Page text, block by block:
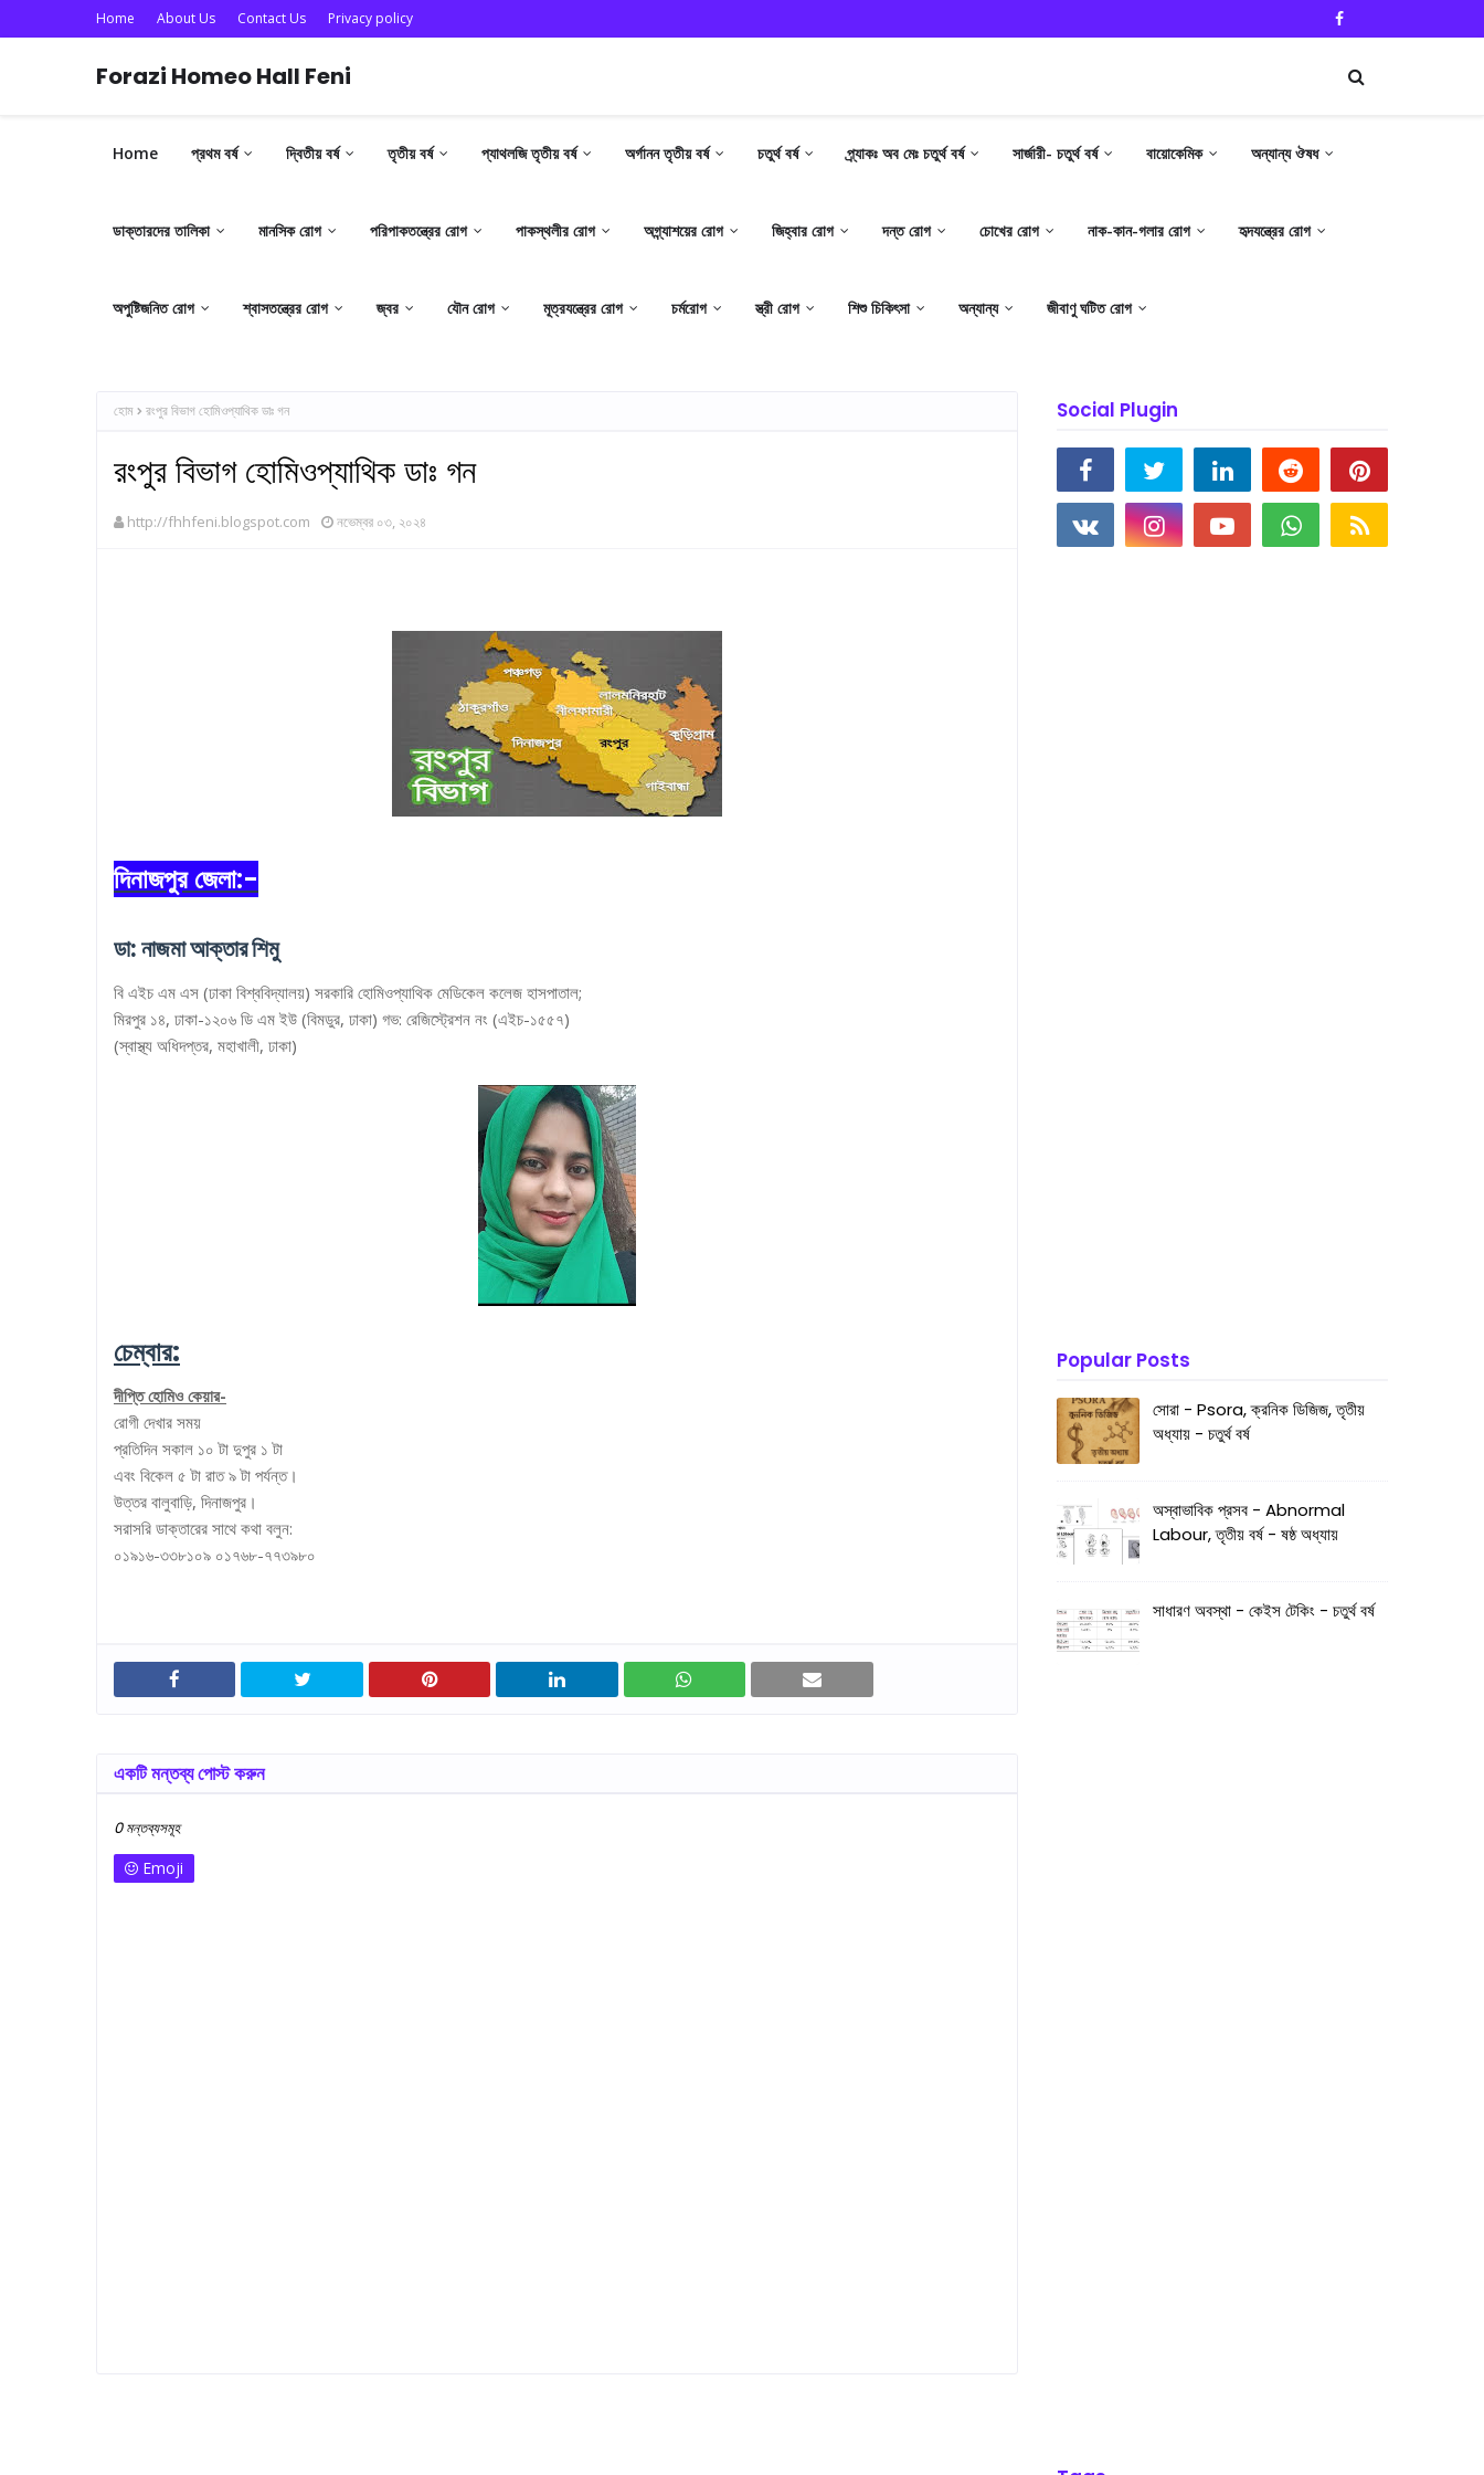
Home About Us Contact Us Privacy policy
Forazi Homeo Hall Feni
Home প্রথম বর্ষ দ্বিতীয় বর্ষ তৃতীয় বর্ষ প্যাথলজি তৃতীয় বর্ষ অর্গানন তৃতীয় বর্ষ চতুর্থ বর্ষ প্র্যাকঃ অব মেঃ চতুর্থ বর্ষ সার্জারী- চতুর্থ বর্ষ বায়োকেমিক অন্যান্য ঔষধ
ডাক্তারদের তালিকা মানসিক রোগ পরিপাকতন্ত্রের রোগ পাকস্থলীর রোগ অগ্ন্যাশয়ের রোগ জিহ্বার রোগ দন্ত রোগ চোখের রোগ নাক-কান-গলার রোগ হৃদযন্ত্রের রোগ
অপুষ্টিজনিত রোগ শ্বাসতন্ত্রের রোগ জ্বর যৌন রোগ মূত্রযন্ত্রের রোগ চর্মরোগ স্ত্রী রোগ শিশু চিকিৎসা অন্যান্য জীবাণু ঘটিত রোগ
হোম রংপুর বিভাগ হোমিওপ্যাথিক ডাঃ গন
রংপুর বিভাগ হোমিওপ্যাথিক ডাঃ গন
http://fhhfeni.blogspot.com নভেম্বর ০৩, ২০২৪
দিনাজপুর জেলা:-
ডা: নাজমা আক্তার শিমু
বি এইচ এম এস (ঢাকা বিশ্ববিদ্যালয়) সরকারি হোমিওপ্যাথিক মেডিকেল কলেজ হাসপাতাল;
মিরপুর ১৪, ঢাকা-১২০৬ ডি এম ইউ (বিমডুর, ঢাকা) গভ: রেজিস্ট্রেশন নং (এইচ-১৫৫৭)
(স্বাস্থ্য অধিদপ্তর, মহাখালী, ঢাকা)
চেম্বার:
দীপ্তি হোমিও কেয়ার-
রোগী দেখার সময়
প্রতিদিন সকাল ১০ টা দুপুর ১ টা
এবং বিকেল ৫ টা রাত ৯ টা পর্যন্ত।
উত্তর বালুবাড়ি, দিনাজপুর।
সরাসরি ডাক্তারের সাথে কথা বলুন:
০১৯১৬-৩৩৮১০৯ ০১৭৬৮-৭৭৩৯৮০
একটি মন্তব্য পোস্ট করুন
0 মন্তব্যসমূহ
Emoji
Social Plugin
Popular Posts
সোরা - Psora, ক্রনিক ডিজিজ, তৃতীয়
অধ্যায় - চতুর্থ বর্ষ
অস্বাভাবিক প্রসব - Abnormal
Labour, তৃতীয় বর্ষ - ষষ্ঠ অধ্যায়
সাধারণ অবস্থা - কেইস টেকিং - চতুর্থ বর্ষ